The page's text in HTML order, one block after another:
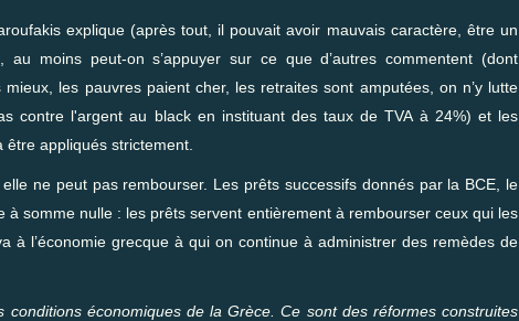
explique (après tout, il pouvait avoir mauvais caractère, être un
moins peut-on s’appuyer sur ce que d’autres commentent (dont
les pauvres paient cher, les retraites sont amputées, on n’y lutte
contre l'argent au black en instituant des taux de TVA à 24%) et les
être appliqués strictement.
ne peut pas rembourser. Les prêts successifs donnés par la BCE, le
à somme nulle : les prêts servent entièrement à rembourser ceux qui les
à l’économie grecque à qui on continue à administrer des remèdes de
économiques de la Grèce. Ce sont des réformes construites